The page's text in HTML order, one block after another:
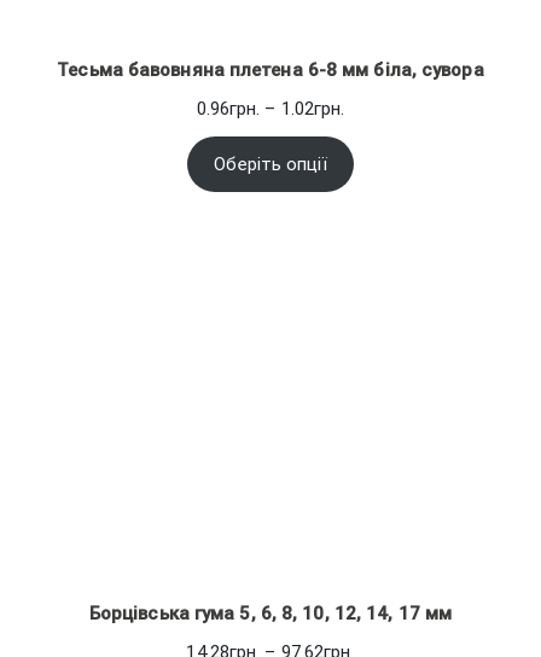
Тесьма бавовняна плетена 6-8 мм біла, сувора
0.96грн. – 1.02грн.
від
0.96грн.
Оберіть опції
Борцівська гума 5, 6, 8, 10, 12, 14, 17 мм
14.28грн. – 97.62грн.